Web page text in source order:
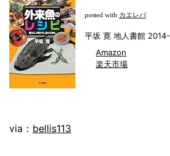
posted with カエレバ
平坂 寛 地人書館
Amazon
楽天市場
via： bellis113